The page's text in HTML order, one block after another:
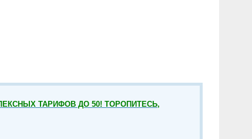
ТАРИФОВ ДО 50! ТОРОПИТЕСЬ,